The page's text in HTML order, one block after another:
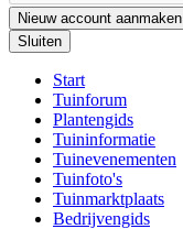
Nieuw account aanmaken
Sluiten
Start
Tuinforum
Plantengids
Tuininformatie
Tuinevenementen
Tuinfoto's
Tuinmarktplaats
Bedrijvengids